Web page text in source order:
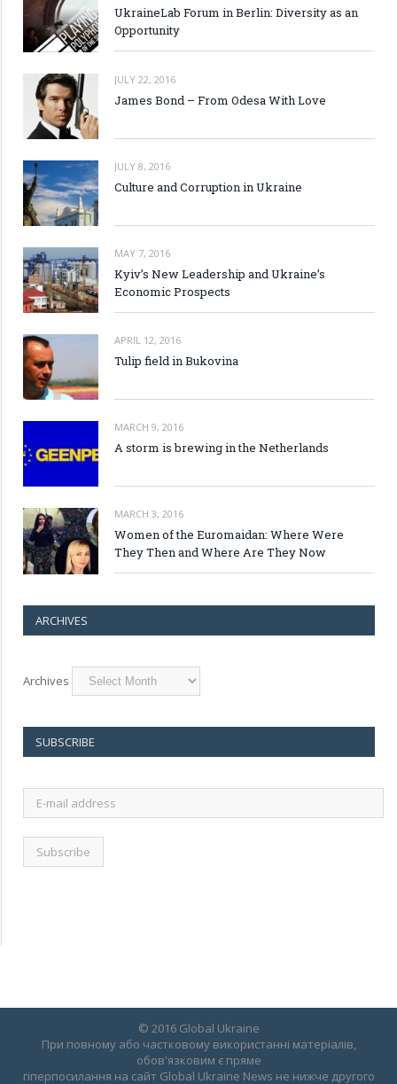
UkraineLab Forum in Berlin: Diversity as an
Opportunity
JULY 22, 2016
James Bond – From Odesa With Love
JULY 8, 2016
Culture and Corruption in Ukraine
MAY 7, 2016
Kyiv’s New Leadership and Ukraine’s
Economic Prospects
APRIL 12, 2016
Tulip field in Bukovina
MARCH 9, 2016
A storm is brewing in the Netherlands
MARCH 3, 2016
Women of the Euromaidan: Where Were
They Then and Where Are They Now
ARCHIVES
Archives
SUBSCRIBE
mail
© 2016 Global Ukraine
При повному або частковому використанні матеріалів,
обов'язковим є пряме
гіперпосилання на сайт Global Ukraine News не нижче другого